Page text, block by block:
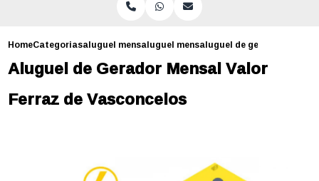
HomeCategoriasaluguel mensal de geradores
aluguel mensal de gerador sao paulo
aluguel de gerador
Aluguel de Gerador Mensal Valor
Ferraz de Vasconcelos